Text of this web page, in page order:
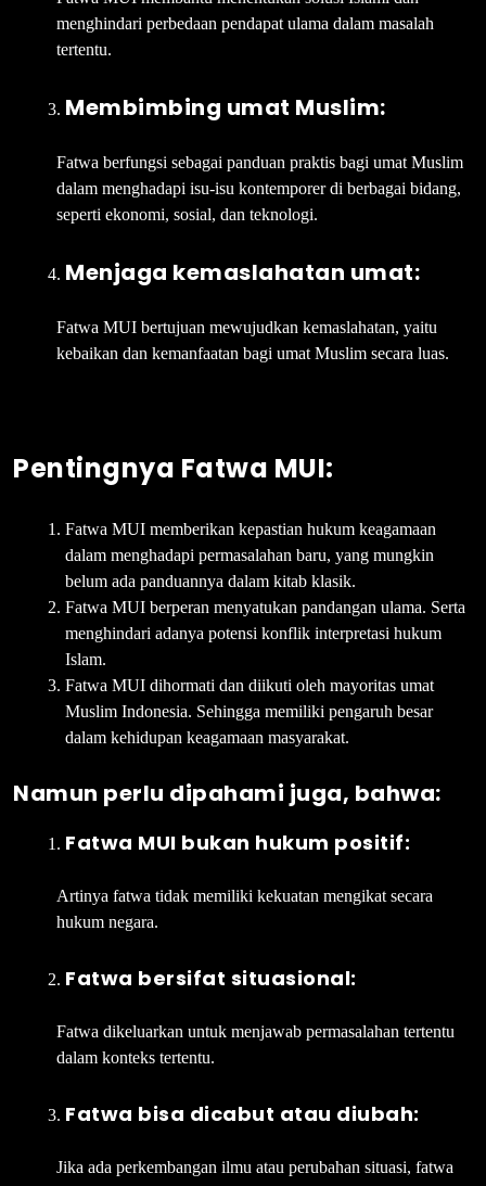
menghindari perbedaan pendapat ulama dalam masalah
tertentu.
Membimbing umat Muslim:
Fatwa berfungsi sebagai panduan praktis bagi umat Muslim
dalam menghadapi isu-isu kontemporer di berbagai bidang,
seperti ekonomi, sosial, dan teknologi.
Menjaga kemaslahatan umat:
Fatwa MUI bertujuan mewujudkan kemaslahatan, yaitu
kebaikan dan kemanfaatan bagi umat Muslim secara luas.
Pentingnya Fatwa MUI:
Fatwa MUI memberikan kepastian hukum keagamaan
dalam menghadapi permasalahan baru, yang mungkin
belum ada panduannya dalam kitab klasik.
Fatwa MUI berperan menyatukan pandangan ulama. Serta
menghindari adanya potensi konflik interpretasi hukum
Islam.
Fatwa MUI dihormati dan diikuti oleh mayoritas umat
Muslim Indonesia. Sehingga memiliki pengaruh besar
dalam kehidupan keagamaan masyarakat.
Namun perlu dipahami juga, bahwa:
Fatwa MUI bukan hukum positif:
Artinya fatwa tidak memiliki kekuatan mengikat secara
hukum negara.
Fatwa bersifat situasional:
Fatwa dikeluarkan untuk menjawab permasalahan tertentu
dalam konteks tertentu.
Fatwa bisa dicabut atau diubah:
Jika ada perkembangan ilmu atau perubahan situasi, fatwa